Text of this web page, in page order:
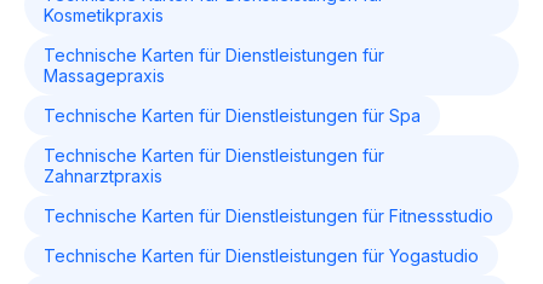
Kosmetikpraxis
Technische Karten für Dienstleistungen für
Massagepraxis
Technische Karten für Dienstleistungen für Spa
Technische Karten für Dienstleistungen für
Zahnarztpraxis
Technische Karten für Dienstleistungen für Fitnessstudio
Technische Karten für Dienstleistungen für Yogastudio